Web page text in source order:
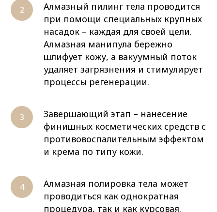
Алмазный пилинг тела проводится
при помощи специальных крупных
насадок – каждая для своей цели.
Алмазная манипула бережно
шлифует кожу, а вакуумный поток
удаляет загрязнения и стимулирует
процессы регенерации.
Завершающий этап – нанесение
финишных косметических средств с
противовоспалительным эффектом
и крема по типу кожи.
Алмазная полировка тела может
проводиться как однократная
процедура, так и как курсовая.